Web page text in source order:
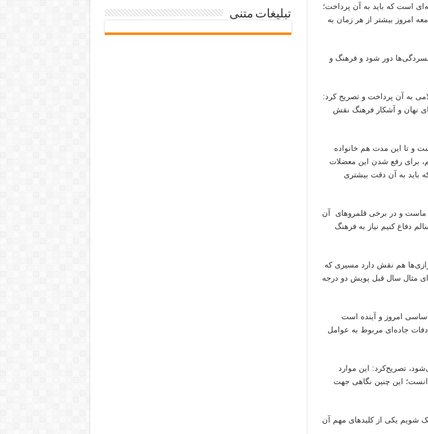
است که باید به آن پرداخت؛
امروز بیشتر از هر زمان به
دور شود و فرهنگ و
به آن‌ پرداخت و تصریح کرد:
نهان و آشکار فرهنگ نقش
و تا این مدت هم خانواده
برای رفع شدن این معضلات
باید به آن دقت بیشتری
ماست و در برخی قلمروهای آن
دفاع کنیم نیاز به فرهنگ
هم نقش دارد مسیری که
مثال سال قبل پویش دو درجه
امروز و‌ آینده است
جاده‌ای مربوط به عوامل
تصریح‌کرد: این موارد
این چنین نگاهی جهت
شویم یکی از کلیدهای مهم آن
تبلیغات متنی